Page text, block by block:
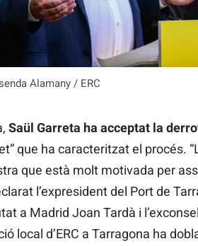
Alamany / ERC
Saül Garreta ha acceptat la
que ha caracteritzat el procés.
que està molt motivada per
l’expresident del Port de
a Madrid Joan Tardà i
local d’ERC a Tarragona ha